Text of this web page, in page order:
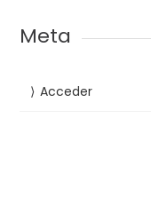
Meta
Acceder